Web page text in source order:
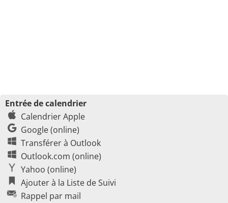
Entrée de calendrier
Calendrier Apple
Google (online)
Transférer à Outlook
Outlook.com (online)
Yahoo (online)
Ajouter à la Liste de Suivi
Rappel par mail